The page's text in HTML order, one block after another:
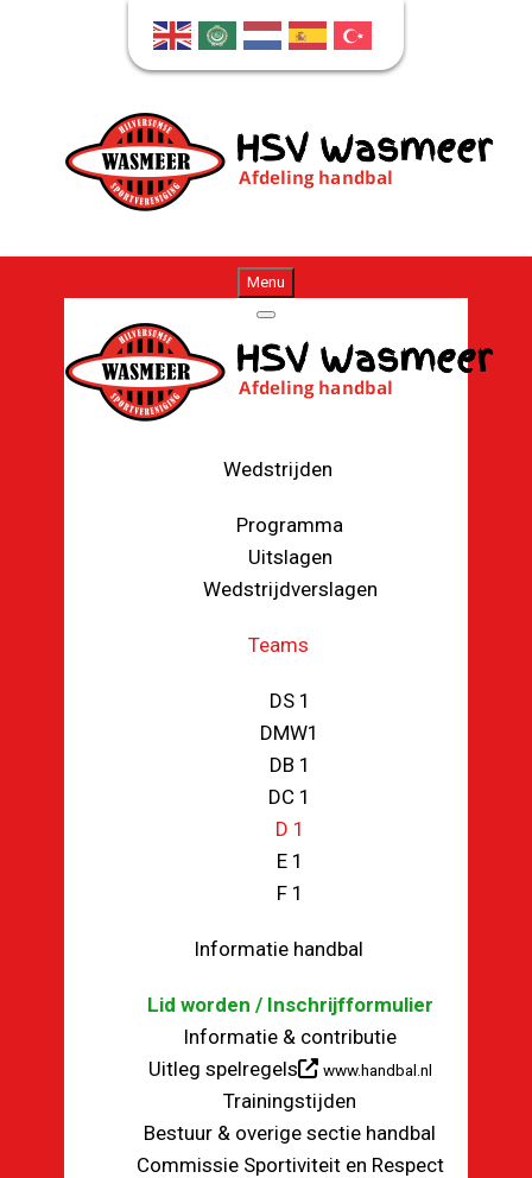
Menu
Wedstrijden
Programma
Uitslagen
Wedstrijdverslagen
Teams
DS 1
DMW1
DB 1
DC 1
D 1
E 1
F 1
Informatie handbal
Lid worden / Inschrijfformulier
Informatie & contributie
Uitleg spelregels
www.handbal.nl
Trainingstijden
Bestuur & overige sectie handbal
Commissie Sportiviteit en Respect